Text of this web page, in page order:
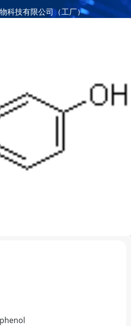
科技有限公司（工厂）
科技有限公司（工厂）
BIOTECH CO., LTD.（FACTORY）
在线询盘